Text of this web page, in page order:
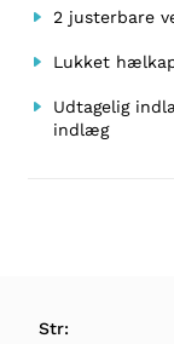
2 justerbare
Lukket
Udtagelig
indlæg
Str: